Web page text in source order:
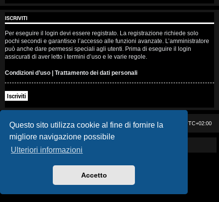
Questo sito utilizza cookie al fine di fornire la
migliore navigazione possibile
Ulteriori informazioni
Accetto
e
n
z
a
r
i
s
p
o
t
ISCRIVITI
Per eseguire il login devi essere registrato. La registrazione richiede solo
pochi secondi e garantisce l’accesso alle funzioni avanzate. L’amministratore
può anche dare permessi speciali agli utenti. Prima di eseguire il login
assicurati di aver letto i termini d’uso e le varie regole.
Condizioni d’uso | Trattamento dei dati personali
Iscriviti
Casa DAG Tutti gli orari sono UTC+02:00
Cancella cookie